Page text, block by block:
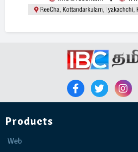
Products
Web